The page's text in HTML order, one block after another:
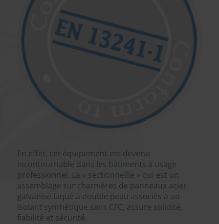
En effet, cet équipement est devenu
incontournable dans les bâtiments à usage
professionnel. La « sectionnellle » qui est un
assemblage sur charnières de panneaux acier
galvanisé laqué à double peau associés à un
isolant synthétique sans CFC, assure solidité,
fiabilité et sécurité.